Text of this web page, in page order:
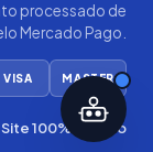
processado de
Mercado Pago.
VISA MASTER
Site 100% Seguro